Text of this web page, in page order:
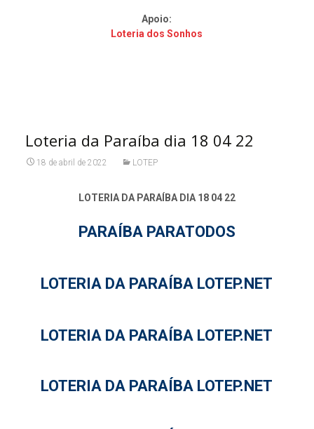
Apoio:
Loteria dos Sonhos
Loteria da Paraíba dia 18 04 22
18 de abril de 2022 LOTEP
LOTERIA DA PARAÍBA DIA 18 04 22
PARAÍBA PARATODOS
LOTERIA DA PARAÍBA LOTEP.NET
LOTERIA DA PARAÍBA LOTEP.NET
LOTERIA DA PARAÍBA LOTEP.NET